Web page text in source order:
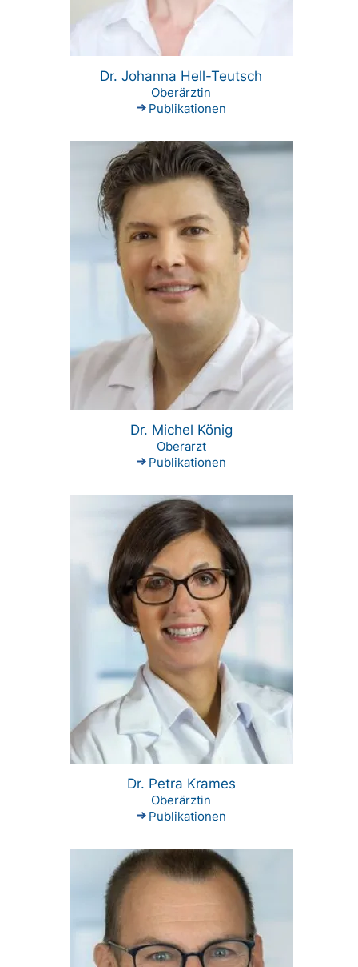
Dr. Johanna Hell-Teutsch
Oberärztin
Publikationen
Dr. Michel König
Oberarzt
Publikationen
Dr. Petra Krames
Oberärztin
Publikationen